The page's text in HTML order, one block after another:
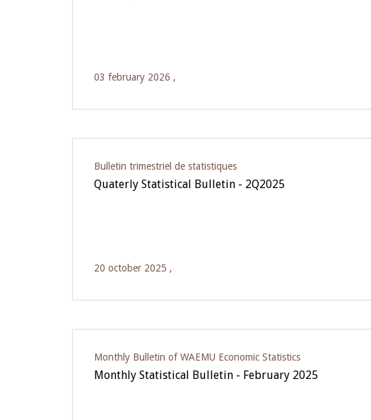
03 february 2026 ,
Bulletin trimestriel de statistiques
Quaterly Statistical Bulletin - 2Q2025
20 october 2025 ,
Monthly Bulletin of WAEMU Economic Statistics
Monthly Statistical Bulletin - February 2025